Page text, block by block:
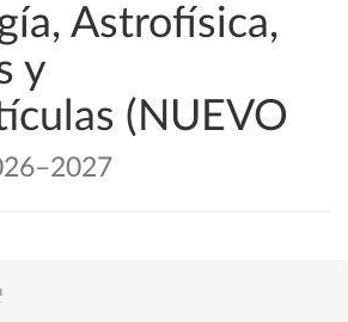
Astrofísica,
y
(NUEVO